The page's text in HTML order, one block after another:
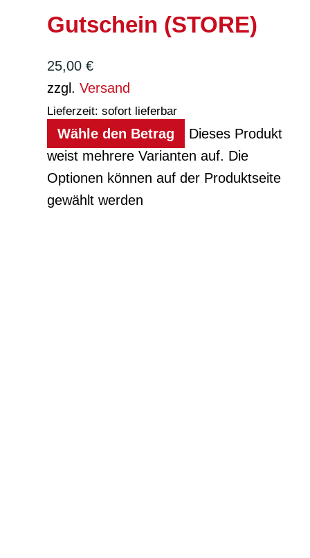
Gutschein (STORE)
25,00 €
zzgl. Versand
Lieferzeit: sofort lieferbar
Wähle den Betrag
Dieses Produkt
weist mehrere Varianten auf. Die
Optionen können auf der Produktseite
gewählt werden